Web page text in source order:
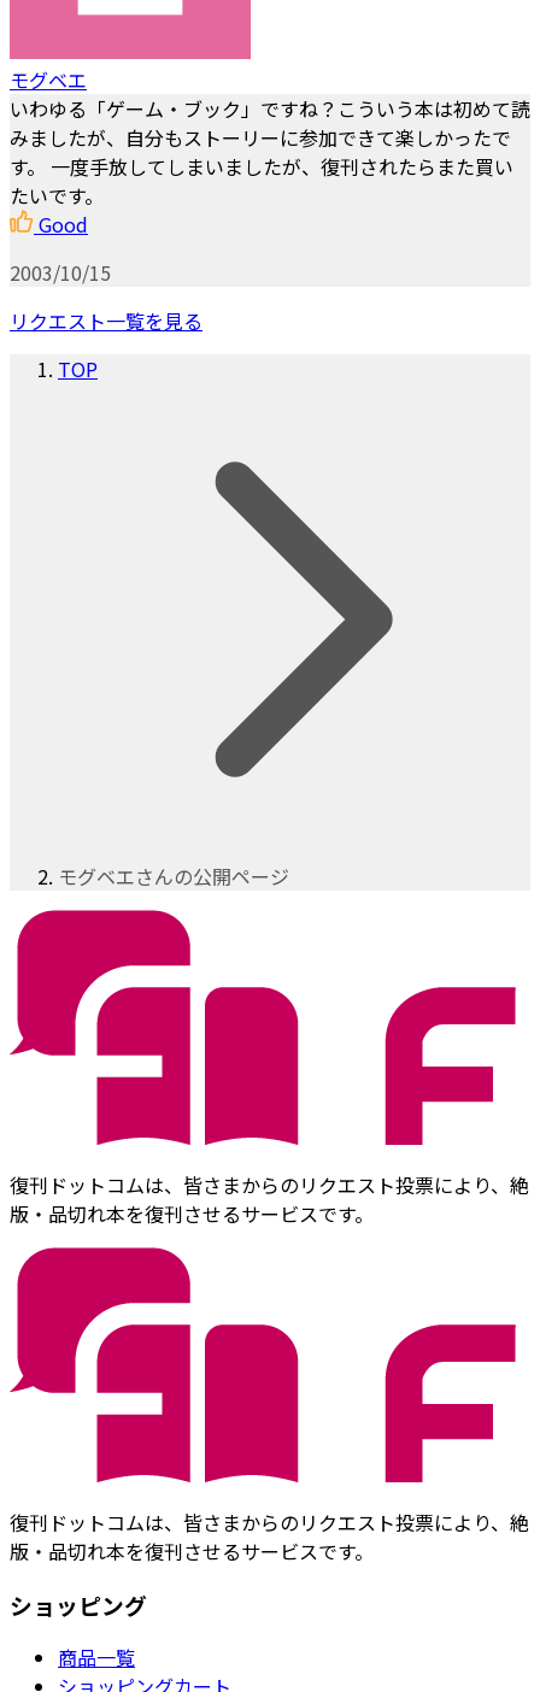
モグベエ
いわゆる「ゲーム・ブック」ですね？こういう本は初めて読
みましたが、自分もストーリーに参加できて楽しかったで
す。 一度手放してしまいましたが、復刊されたらまた買い
たいです。
Good
2003/10/15
リクエスト一覧を見る
TOP
モグベエさんの公開ページ
復刊ドットコムは、皆さまからのリクエスト投票により、絶
版・品切れ本を復刊させるサービスです。
復刊ドットコムは、皆さまからのリクエスト投票により、絶
版・品切れ本を復刊させるサービスです。
ショッピング
商品一覧